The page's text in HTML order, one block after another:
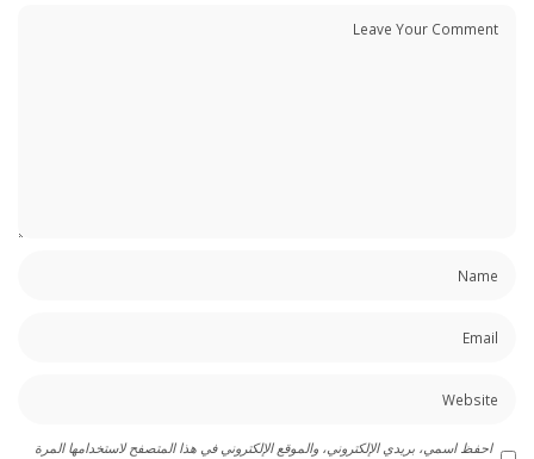
احفظ اسمي، بريدي الإلكتروني، والموقع الإلكتروني في هذا المتصفح لاستخدامها المرة